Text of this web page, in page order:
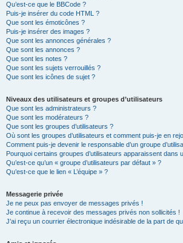
Qu’est-ce que le BBCode ?
Puis-je insérer du code HTML ?
Que sont les émoticônes ?
Puis-je insérer des images ?
Que sont les annonces générales ?
Que sont les annonces ?
Que sont les notes ?
Que sont les sujets verrouillés ?
Que sont les icônes de sujet ?
Niveaux des utilisateurs et groupes d’utilisateurs
Que sont les administrateurs ?
Que sont les modérateurs ?
Que sont les groupes d’utilisateurs ?
Où sont les groupes d’utilisateurs et comment puis-je en
Comment puis-je devenir le responsable d’un groupe
Pourquoi certains groupes d’utilisateurs apparaissent dans
Qu’est-ce qu’un « groupe d’utilisateurs par défaut » ?
Qu’est-ce que le lien « L’équipe » ?
Messagerie privée
Je ne peux pas envoyer de messages privés !
Je continue à recevoir des messages privés non sollicités !
J’ai reçu un courrier électronique indésirable de la part de